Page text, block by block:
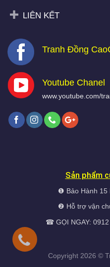
LIÊN KẾT
Tranh Đồng
Youtube Chanel
www.youtube.com/
Sản phẩm
❶ Bảo Hành 15
❷ Hỗ trợ vận
☎ GỌI NGAY: 0912
Copyright 2026 ©